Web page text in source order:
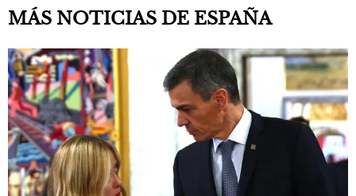
MÁS NOTICIAS DE ESPAÑA